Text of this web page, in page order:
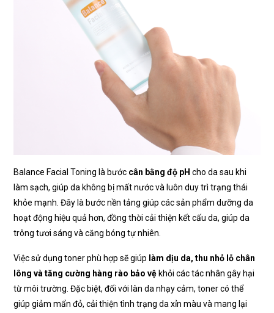
Balance Facial Toning là bước cân bằng độ pH cho da sau khi
làm sạch, giúp da không bị mất nước và luôn duy trì trạng thái
khỏe mạnh. Đây là bước nền tảng giúp các sản phẩm dưỡng da
hoạt động hiệu quả hơn, đồng thời cải thiện kết cấu da, giúp da
trông tươi sáng và căng bóng tự nhiên.
Việc sử dụng toner phù hợp sẽ giúp làm dịu da, thu nhỏ lỗ chân
lông và tăng cường hàng rào bảo vệ khỏi các tác nhân gây hại
từ môi trường. Đặc biệt, đối với làn da nhạy cảm, toner có thể
giúp giảm mẩn đỏ, cải thiện tình trạng da xỉn màu và mang lại